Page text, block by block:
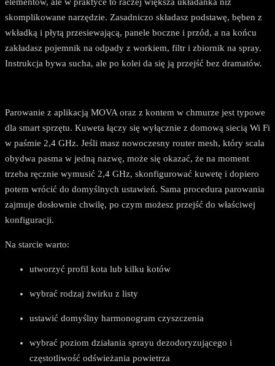
skomplikowane narzędzie. Zasadniczo składasz podstawę, bęben z
wkładką i płytą przesiewającą, panele boczne i przód, a na końcu
zakładasz pojemnik na odpady z workiem, filtr i zbiornik na spray.
Instrukcja bywa sucha, ale po kolei da się ją przejść bez dramatów.
Parowanie z aplikacją MOVA oraz z kontem w chmurze jest typowe
dla smart sprzętu. Kuweta łączy się wyłącznie z domową siecią Wi Fi
w paśmie 2,4 GHz. Jeśli masz nowoczesny router mesh, który scala
obydwa pasma w jedną nazwę, może się okazać, że na moment
trzeba ręcznie wymusić 2,4 GHz, skonfigurować kuwetę i dopiero
potem wrócić do domyślnych ustawień. Sama procedura parowania
zajmuje dosłownie chwilę, po czym możesz przejść do właściwej
konfiguracji.
Na starcie warto:
utworzyć profil kota lub kilku kotów
wybrać rodzaj żwirku z listy
ustawić domyślny harmonogram czyszczenia
wybrać poziom działania sprayu dezodoryzującego i
częstotliwość odświeżania powietrza